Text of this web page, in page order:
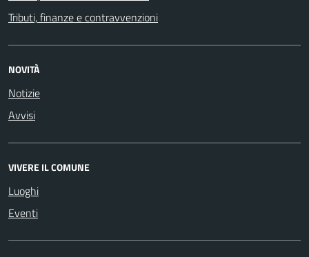
Tributi, finanze e contravvenzioni
NOVITÀ
Notizie
Avvisi
VIVERE IL COMUNE
Luoghi
Eventi